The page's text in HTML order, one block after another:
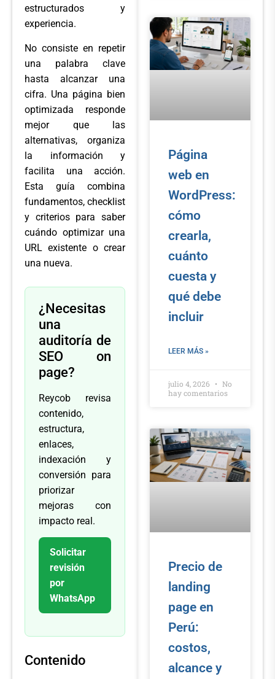
estructurados y
experiencia.
No consiste en repetir
una palabra clave
hasta alcanzar una
cifra. Una página bien
optimizada responde
mejor que las
alternativas, organiza
la información y
facilita una acción.
Esta guía combina
fundamentos, checklist
y criterios para saber
cuándo optimizar una
URL existente o crear
una nueva.
¿Necesitas
una
auditoría de
SEO on
page?
Reycob revisa
contenido,
estructura,
enlaces,
indexación y
conversión para
priorizar
mejoras con
impacto real.
Solicitar
revisión
por
WhatsApp
Contenido
Página
web en
WordPress:
cómo
crearla,
cuánto
cuesta y
qué debe
incluir
LEER MÁS »
julio 4, 2026
No
hay comentarios
Precio de
landing
page en
Perú:
costos,
alcance y